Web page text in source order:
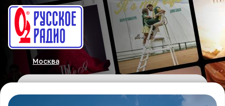
Москва